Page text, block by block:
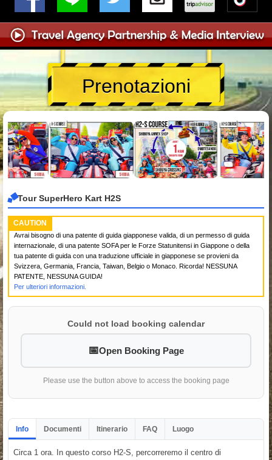
Prenotazioni
Tour SuperHero Kart H2S
CAUTION
Avrai bisogno di una patente di guida giapponese valida, di un permesso di guida
internazionale, di una patente SOFA per le Forze Statunitensi in Giappone o della
tua patente di guida con una traduzione ufficiale in giapponese se provieni da
Svizzera, Germania, Francia, Taiwan, Belgio o Monaco. Ricorda! NESSUNA
PATENTE, NESSUNA GUIDA!
Per ulteriori informazioni.
Could not load booking calendar
Open Booking Page
Please use the button above to access the booking page
Info Documenti Itinerario FAQ Luogo
Circa 1 ora. In questo corso H2-S, percorreremo il centro di